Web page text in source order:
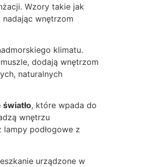
Wzory takie jak
wnętrzom
klimatu.
dodają wnętrzom
naturalnych
, które wpada do
wnętrzu
lampy podłogowe z
urządzone w